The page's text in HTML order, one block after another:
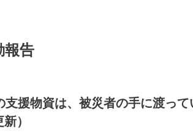
に対する1カ月分の食料支援（必要資金：
帯に対する1カ月分の緊急現金支援（必要
報告
支援物資は、被災者の手に渡っ
）